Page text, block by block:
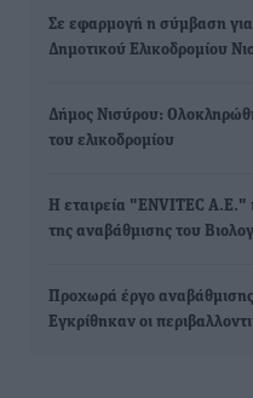
Σε εφαρμογή η σύμβαση
Δημοτικού Ελικοδρομίου
Δήμος Νισύρου:
του ελικοδρομίου
Η εταιρεία "ENVITEC Α.Ε."
της αναβάθμισης του
Προχωρά έργο
Εγκρίθηκαν οι